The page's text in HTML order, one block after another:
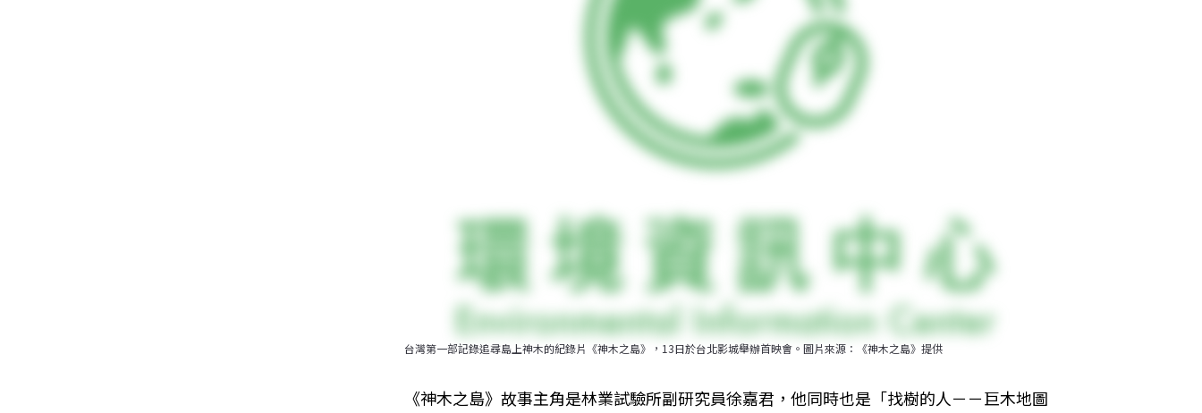
台灣第一部記錄追尋島上神木的紀錄片《神木之島》，13日於台北影城舉辦首映會。圖片來源：《神木之島》提供
《神木之島》故事主角是林業試驗所副研究員徐嘉君，他同時也是「找樹的人－－巨木地圖